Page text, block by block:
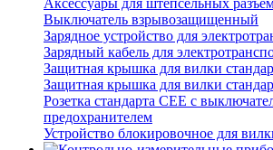
Выключатель взрывозащищенный
Зарядное устройство для
Зарядный кабель для
Защитная крышка для вилки
Защитная крышка для вилки
Розетка стандарта СЕЕ с
предохранителем
Устройство блокировочное для